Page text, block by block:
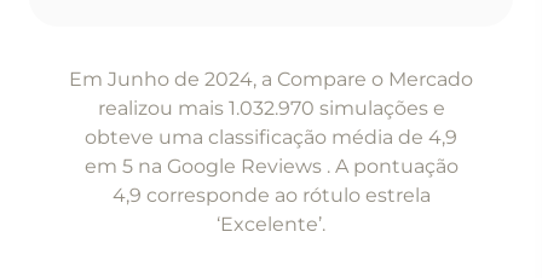
Em Junho de 2024, a Compare o Mercado
realizou mais 1.032.970 simulações e
obteve uma classificação média de 4,9
em 5 na Google Reviews . A pontuação
4,9 corresponde ao rótulo estrela
‘Excelente’.